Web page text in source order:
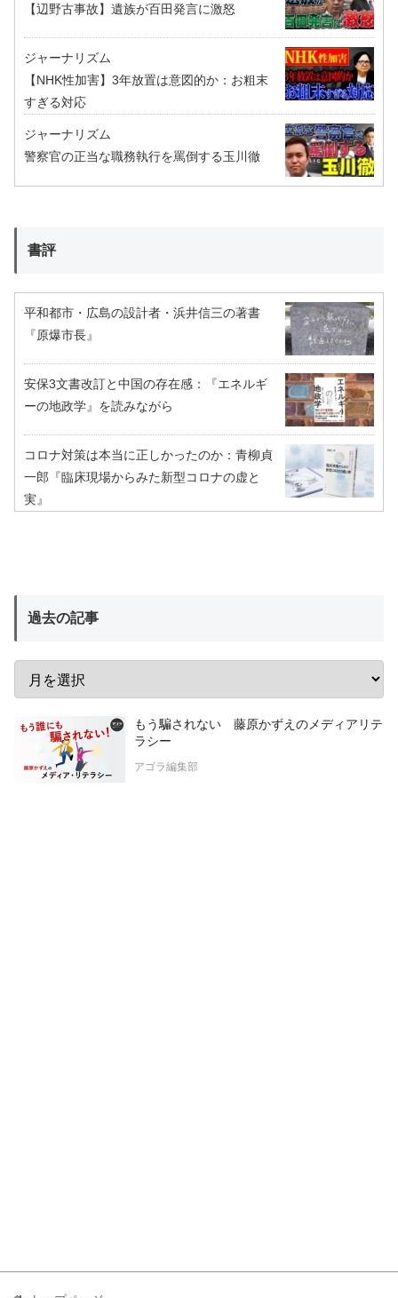
【辺野古事故】遺族が百田発言に激怒
ジャーナリズム
【NHK性加害】3年放置は意図的か：お粗末
すぎる対応
ジャーナリズム
警察官の正当な職務執行を罵倒する玉川徹
書評
平和都市・広島の設計者・浜井信三の著書
『原爆市長』
安保3文書改訂と中国の存在感：『エネルギ
ーの地政学』を読みながら
コロナ対策は本当に正しかったのか：青柳貞
一郎『臨床現場からみた新型コロナの虚と
実』
過去の記事
もう騙されない 藤原かずえのメディアリテ
ラシー
アゴラ編集部